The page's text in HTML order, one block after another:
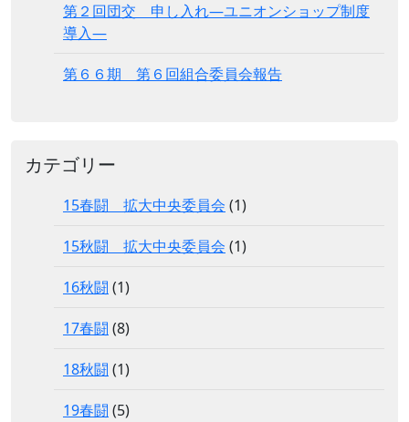
第２回団交 申し入れ―ユニオンショップ制度
導入―
第６６期 第６回組合委員会報告
カテゴリー
15春闘 拡大中央委員会 (1)
15秋闘 拡大中央委員会 (1)
16秋闘 (1)
17春闘 (8)
18秋闘 (1)
19春闘 (5)